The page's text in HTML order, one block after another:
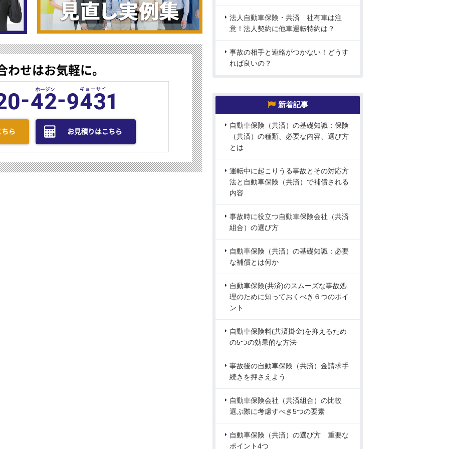
わせはお気軽に。
法人自動車保険・共済 社有車は注
意！法人契約に他車運転特約は？
事故の相手と連絡がつかない！どうす
れば良いの？
新着記事
自動車保険（共済）の基礎知識：保険
（共済）の種類、必要な内容、選び方
とは
運転中に起こりうる事故とその対応方
法と自動車保険（共済）で補償される
内容
事故時に役立つ自動車保険会社（共済
組合）の選び方
自動車保険（共済）の基礎知識：必要
な補償とは何か
自動車保険(共済)のスムーズな事故処
理のために知っておくべき６つのポイ
ント
自動車保険料(共済掛金)を抑えるため
の5つの効果的な方法
事故後の自動車保険（共済）金請求手
続きを押さえよう
自動車保険会社（共済組合）の比較
選ぶ際に考慮すべき5つの要素
自動車保険（共済）の選び方 重要な
ポイント4つ